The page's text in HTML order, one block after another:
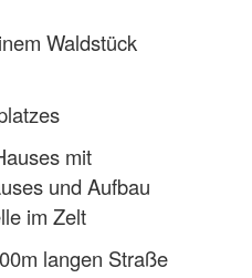
Waldstück
mit
und Aufbau
im Zelt
langen Straße